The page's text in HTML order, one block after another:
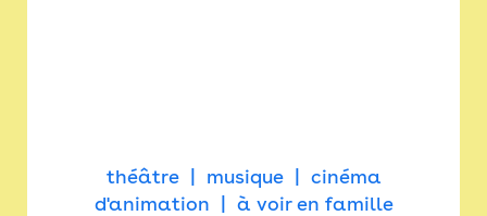
théâtre musique
cinéma
d'animation
à voir en famille